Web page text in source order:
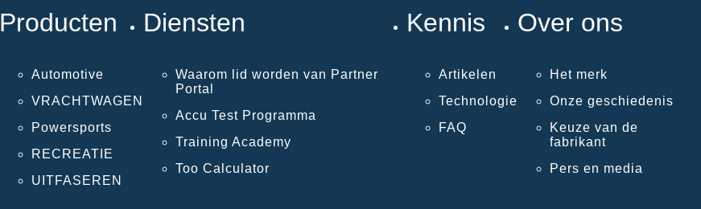
Producten
Automotive
VRACHTWAGEN
Powersports
RECREATIE
UITFASEREN
Diensten
Waarom lid worden van Partner
Portal
Accu Test Programma
Training Academy
Too Calculator
Kennis
Artikelen
Technologie
FAQ
Over ons
Het merk
Onze geschiedenis
Keuze van de
fabrikant
Pers en media